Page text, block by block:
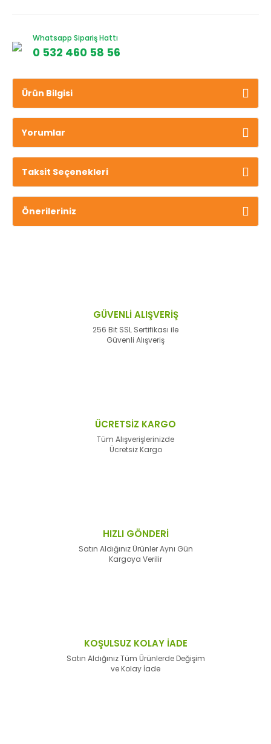
Whatsapp Sipariş Hattı
0 532 460 58 56
Ürün Bilgisi
Yorumlar
Taksit Seçenekleri
Önerileriniz
GÜVENLİ ALIŞVERİŞ
256 Bit SSL Sertifikası ile
Güvenli Alışveriş
ÜCRETSİZ KARGO
Tüm Alışverişlerinizde
Ücretsiz Kargo
HIZLI GÖNDERİ
Satın Aldığınız Ürünler Aynı Gün
Kargoya Verilir
KOŞULSUZ KOLAY İADE
Satın Aldığınız Tüm Ürünlerde Değişim
ve Kolay İade